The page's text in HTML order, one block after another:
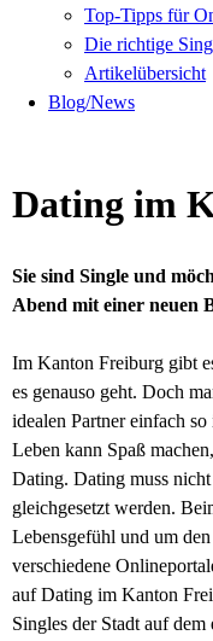
Top-Tipps für
Die richtige
Artikelübersicht
Blog/News
Dating im
Sie sind Single und
Abend mit einer neuen
Im Kanton Freiburg gibt
es genauso geht. Doch
idealen Partner einfach
Leben kann Spaß
Dating. Dating muss
gleichgesetzt werden.
Lebensgefühl und um
verschiedene
auf Dating im Kanton
Singles der Stadt auf